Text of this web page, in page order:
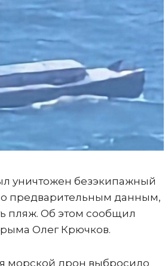
уничтожен безэкипажный
предварительным данным,
пляж. Об этом сообщил
Олег Крючков.
морской дрон выбросило